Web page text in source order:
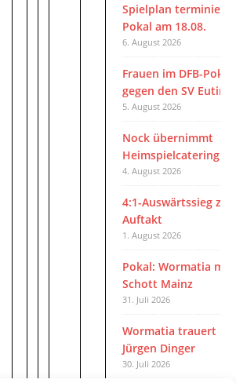
Spielplan terminiert /
Pokal am 18.08.
6. August 2026
Frauen im DFB-Pokal
gegen den SV
5. August 2026
Nock übernimmt
Heimspielcatering
4. August 2026
4:1-Auswärtssieg
Auftakt
1. August 2026
Pokal: Wormatia
Schott Mainz
31. Juli 2026
Wormatia trauert um
Jürgen Dinger
30. Juli 2026